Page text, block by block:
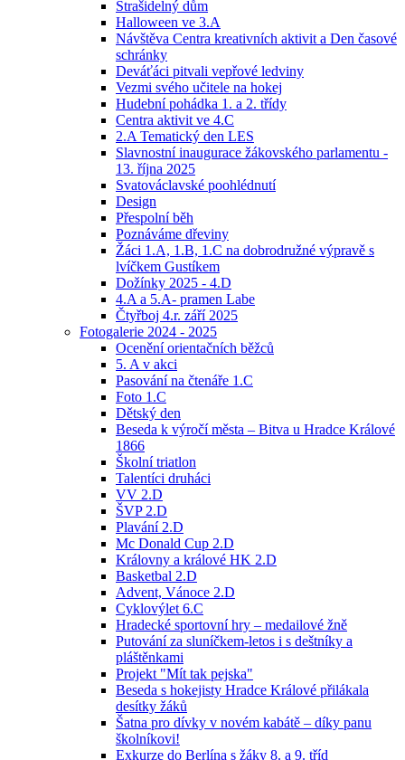
Strašidelný dům
Halloween ve 3.A
Návštěva Centra kreativních aktivit a Den časové
schránky
Deváťáci pitvali vepřové ledviny
Vezmi svého učitele na hokej
Hudební pohádka 1. a 2. třídy
Centra aktivit ve 4.C
2.A Tematický den LES
Slavnostní inaugurace žákovského parlamentu -
13. října 2025
Svatováclavské poohlédnutí
Design
Přespolní běh
Poznáváme dřeviny
Žáci 1.A, 1.B, 1.C na dobrodružné výpravě s
lvíčkem Gustíkem
Dožínky 2025 - 4.D
4.A a 5.A- pramen Labe
Čtyřboj 4.r. září 2025
Fotogalerie 2024 - 2025
Ocenění orientačních běžců
5. A v akci
Pasování na čtenáře 1.C
Foto 1.C
Dětský den
Beseda k výročí města – Bitva u Hradce Králové
1866
Školní triatlon
Talentíci druháci
VV 2.D
ŠVP 2.D
Plavání 2.D
Mc Donald Cup 2.D
Královny a králové HK 2.D
Basketbal 2.D
Advent, Vánoce 2.D
Cyklovýlet 6.C
Hradecké sportovní hry – medailové žně
Putování za sluníčkem-letos i s deštníky a
pláštěnkami
Projekt "Mít tak pejska"
Beseda s hokejisty Hradce Králové přilákala
desítky žáků
Šatna pro dívky v novém kabátě – díky panu
školníkovi!
Exkurze do Berlína s žáky 8. a 9. tříd